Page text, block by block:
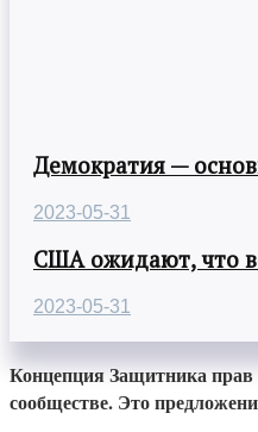
Демократия —
2023-05-31
США ожидают, что
2023-05-31
Концепция Защитника прав
сообществе. Это